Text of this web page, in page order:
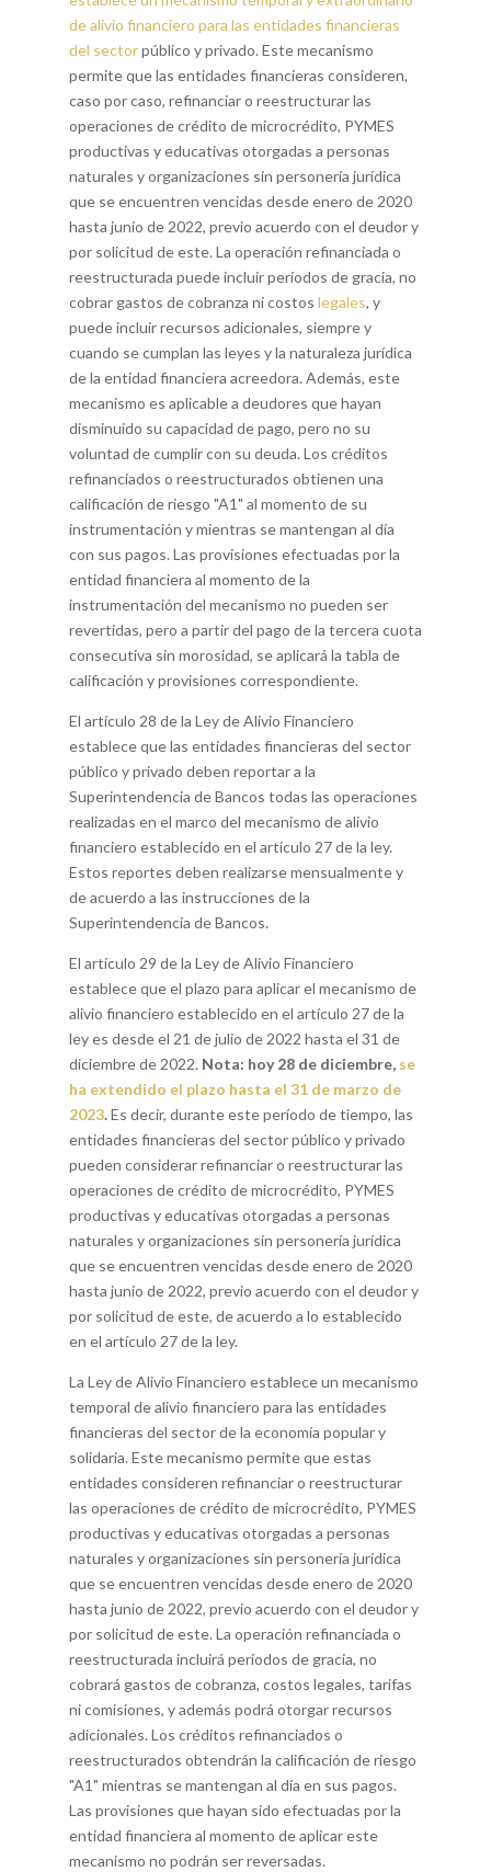
de alivio financiero para las entidades financieras
del sectorpúblico y privado. Este mecanismo
permite que las entidades financieras consideren,
caso por caso, refinanciar o reestructurar las
operaciones de crédito de microcrédito, PYMES
productivas y educativas otorgadas a personas
naturales y organizaciones sin personería jurídica
que se encuentren vencidas desde enero de 2020
hasta junio de 2022, previo acuerdo con el deudor y
por solicitud de este. La operación refinanciada o
reestructurada puede incluir períodos de gracia, no
cobrar gastos de cobranza ni costos legales, y
puede incluir recursos adicionales, siempre y
cuando se cumplan las leyes y la naturaleza jurídica
de la entidad financiera acreedora. Además, este
mecanismo es aplicable a deudores que hayan
disminuido su capacidad de pago, pero no su
voluntad de cumplir con su deuda. Los créditos
refinanciados o reestructurados obtienen una
calificación de riesgo "A1" al momento de su
instrumentación y mientras se mantengan al día
con sus pagos. Las provisiones efectuadas por la
entidad financiera al momento de la
instrumentación del mecanismo no pueden ser
revertidas, pero a partir del pago de la tercera cuota
consecutiva sin morosidad, se aplicará la tabla de
calificación y provisiones correspondiente.
El artículo 28 de la Ley de Alivio Financiero
establece que las entidades financieras del sector
público y privado deben reportar a la
Superintendencia de Bancos todas las operaciones
realizadas en el marco del mecanismo de alivio
financiero establecido en el artículo 27 de la ley.
Estos reportes deben realizarse mensualmente y
de acuerdo a las instrucciones de la
Superintendencia de Bancos.
El artículo 29 de la Ley de Alivio Financiero
establece que el plazo para aplicar el mecanismo de
alivio financiero establecido en el artículo 27 de la
ley es desde el 21 de julio de 2022 hasta el 31 de
diciembre de 2022. Nota: hoy 28 de diciembre, se
ha extendido el plazo hasta el 31 de marzo de
2023.Es decir, durante este período de tiempo, las
entidades financieras del sector público y privado
pueden considerar refinanciar o reestructurar las
operaciones de crédito de microcrédito, PYMES
productivas y educativas otorgadas a personas
naturales y organizaciones sin personería jurídica
que se encuentren vencidas desde enero de 2020
hasta junio de 2022, previo acuerdo con el deudor y
por solicitud de este, de acuerdo a lo establecido
en el artículo 27 de la ley.
La Ley de Alivio Financiero establece un mecanismo
temporal de alivio financiero para las entidades
financieras del sector de la economía popular y
solidaria. Este mecanismo permite que estas
entidades consideren refinanciar o reestructurar
las operaciones de crédito de microcrédito, PYMES
productivas y educativas otorgadas a personas
naturales y organizaciones sin personería jurídica
que se encuentren vencidas desde enero de 2020
hasta junio de 2022, previo acuerdo con el deudor y
por solicitud de este. La operación refinanciada o
reestructurada incluirá períodos de gracia, no
cobrará gastos de cobranza, costos legales, tarifas
ni comisiones, y además podrá otorgar recursos
adicionales. Los créditos refinanciados o
reestructurados obtendrán la calificación de riesgo
"A1" mientras se mantengan al día en sus pagos.
Las provisiones que hayan sido efectuadas por la
entidad financiera al momento de aplicar este
mecanismo no podrán ser reversadas.